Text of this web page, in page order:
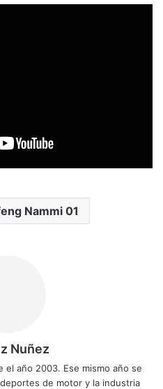
Nammi 01
Nuñez
año 2003. Ese mismo año se
de motor y la industria